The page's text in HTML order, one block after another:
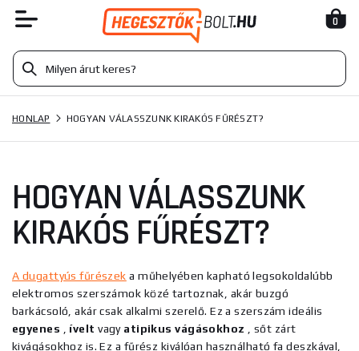
0
HONLAP HOGYAN VÁLASSZUNK KIRAKÓS FŰRÉSZT?
HOGYAN VÁLASSZUNK
KIRAKÓS FŰRÉSZT?
A dugattyús fűrészek a műhelyében kapható legsokoldalúbb
elektromos szerszámok közé tartoznak, akár buzgó
barkácsoló, akár csak alkalmi szerelő. Ez a szerszám ideális
egyenes
ívelt vagy atipikus vágásokhoz
, sőt zárt
kivágásokhoz is.Ez a fűrész kiválóan használható fa deszkával,